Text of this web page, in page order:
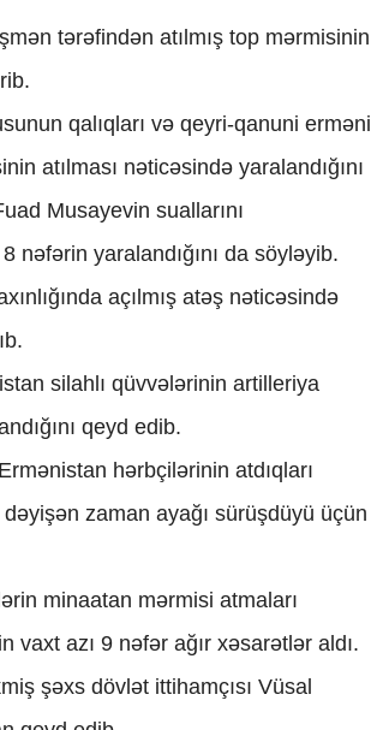
tərəfindən atılmış top mərmisinin
qalıqları və qeyri-qanuni erməni
atılması nəticəsində yaralandığını
Musayevin suallarını
nəfərin yaralandığını da söyləyib.
açılmış atəş nəticəsində
silahlı qüvvələrinin artilleriya
qeyd edib.
hərbçilərinin atdıqları
zaman ayağı sürüşdüyü üçün
minaatan mərmisi atmaları
vaxt azı 9 nəfər ağır xəsarətlər aldı.
şəxs dövlət ittihamçısı Vüsal